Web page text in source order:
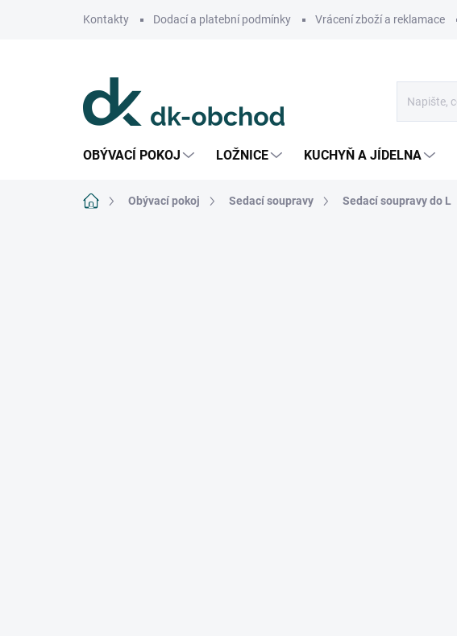
Kontakty Dodací a platební podmínky Vrácení zboží a reklamace
OBÝVACÍ POKOJ LOŽNICE KUCHYŇ A JÍDELNA
Domů Obývací pokoj Sedací soupravy Sedací soupravy do L